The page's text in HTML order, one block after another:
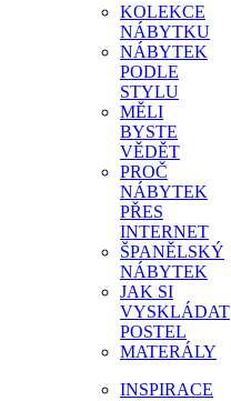
KOLEKCE
NÁBYTKU
NÁBYTEK
PODLE
STYLU
MĚLI
BYSTE
VĚDĚT
PROČ
NÁBYTEK
PŘES
INTERNET
ŠPANĚLSKÝ
NÁBYTEK
JAK SI
VYSKLÁDAT
POSTEL
MATERÁLY
INSPIRACE